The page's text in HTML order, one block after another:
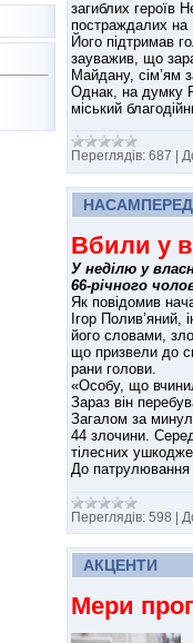
загиблих героїв
постраждалих на
Його підтримав
зауважив, що
Майдану, сім’ям
Однак, на думку
міський
Переглядів: 687
НАСАМПЕРЕД
Вбили у
У неділю у
66-річного
Як повідомив
Ігор
його словами,
що призвели до
рани голови.
«Особу, що
Зараз він
Загалом за
44 злочини.
тілесних
До патрулювання
Переглядів: 598 |
АКЦЕНТИ
Мери